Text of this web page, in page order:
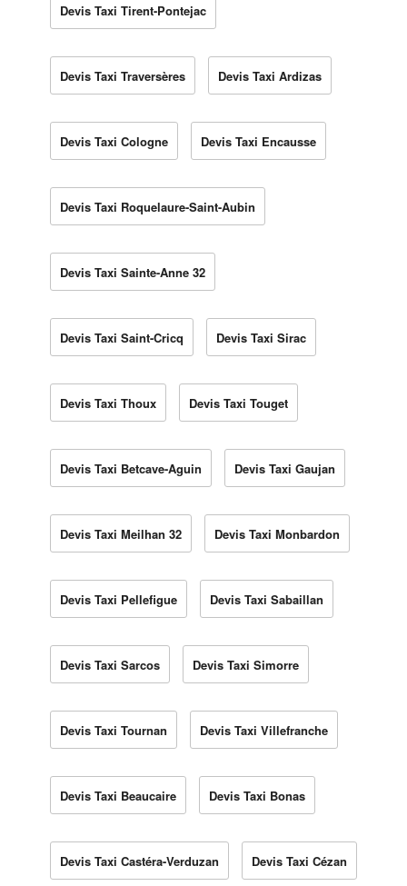
Devis Taxi Tirent-Pontejac
Devis Taxi Traversères Devis Taxi Ardizas
Devis Taxi Cologne Devis Taxi Encausse
Devis Taxi Roquelaure-Saint-Aubin
Devis Taxi Sainte-Anne 32
Devis Taxi Saint-Cricq Devis Taxi Sirac
Devis Taxi Thoux Devis Taxi Touget
Devis Taxi Betcave-Aguin Devis Taxi Gaujan
Devis Taxi Meilhan 32 Devis Taxi Monbardon
Devis Taxi Pellefigue Devis Taxi Sabaillan
Devis Taxi Sarcos Devis Taxi Simorre
Devis Taxi Tournan Devis Taxi Villefranche
Devis Taxi Beaucaire Devis Taxi Bonas
Devis Taxi Castéra-Verduzan Devis Taxi Cézan